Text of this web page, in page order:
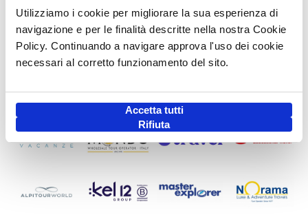
Utilizziamo i cookie per migliorare la sua esperienza di
navigazione e per le finalità descritte nella nostra Cookie
Policy. Continuando a navigare approva l'uso dei cookie
necessari al corretto funzionamento del sito.
Accetta tutti
Rifiuta